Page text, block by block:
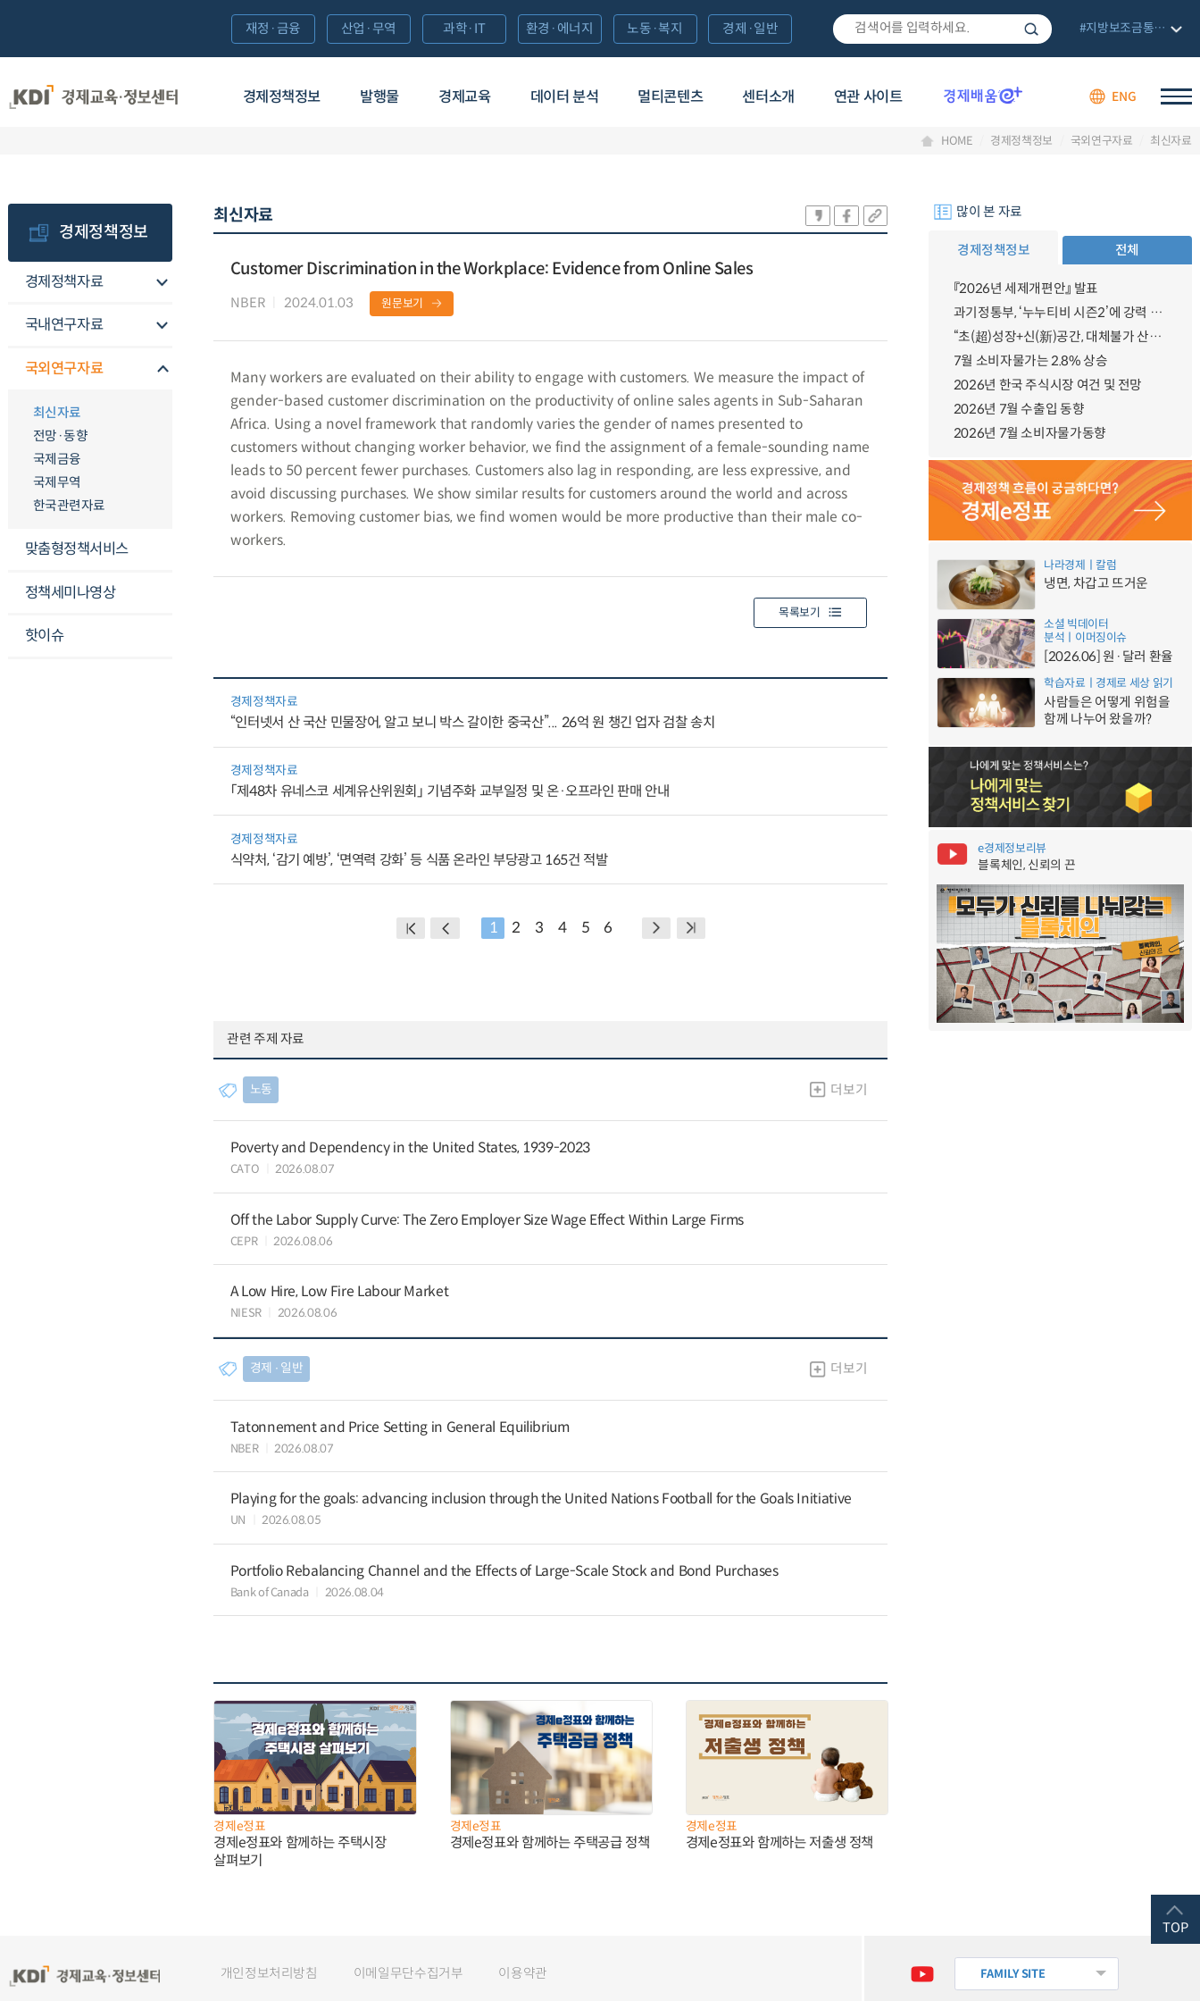
경제정책정보 발행물 경제교육 데이터 분석 멀티콘텐츠 센터소개 연관 사이트 ENG
재정·금융 산업·무역 과학·IT 환경·에너지 노동·복지 경제·일반 #지방보조금통합관리망
HOME 경제정책정보 국외연구자료 최신자료
경제정책정보
경제정책자료
국내연구자료
국외연구자료
최신자료
전망·동향
국제금융
국제무역
한국관련자료
맞춤형정책서비스
정책세미나영상
핫이슈
최신자료
Customer Discrimination in the Workplace: Evidence from Online Sales
NBER 2024.01.03 원문보기
Many workers are evaluated on their ability to engage with customers. We measure the impact of
gender-based customer discrimination on the productivity of online sales agents in Sub-Saharan
Africa. Using a novel framework that randomly varies the gender of names presented to
customers without changing worker behavior, we find the assignment of a female-sounding name
leads to 50 percent fewer purchases. Customers also lag in responding, are less expressive, and
avoid discussing purchases. We show similar results for customers around the world and across
workers. Removing customer bias, we find women would be more productive than their male co-
workers.
목록보기
경제정책자료
“인터넷서 산 국산 민물장어, 알고 보니 박스 갈이한 중국산”... 26억 원 챙긴 업자 검찰 송치
경제정책자료
「제48차 유네스코 세계유산위원회」 기념주화 교부일정 및 온·오프라인 판매 안내
경제정책자료
식약처, ‘감기 예방’, ‘면역력 강화’ 등 식품 온라인 부당광고 165건 적발
1 2 3 4 5 6
관련 주제 자료
노동 더보기
Poverty and Dependency in the United States, 1939-2023
CATO 2026.08.07
Off the Labor Supply Curve: The Zero Employer Size Wage Effect Within Large Firms
CEPR 2026.08.06
A Low Hire, Low Fire Labour Market
NIESR 2026.08.06
경제 ∙ 일반 더보기
Tatonnement and Price Setting in General Equilibrium
NBER 2026.08.07
Playing for the goals: advancing inclusion through the United Nations Football for the Goals Initiative
UN 2026.08.05
Portfolio Rebalancing Channel and the Effects of Large-Scale Stock and Bond Purchases
Bank of Canada 2026.08.04
경제e정표
경제e정표와 함께하는 주택시장
살펴보기
경제e정표
경제e정표와 함께하는 주택공급 정책
경제e정표
경제e정표와 함께하는 저출생 정책
많이 본 자료
경제정책정보 전체
『2026년 세제개편안』 발표
과기정통부, ‘누누티비 시즌2’에 강력 대응 의지 밝혀
“초(超)성장+신(新)공간, 대체불가 산업강국”
7월 소비자물가는 2.8% 상승
2026년 한국 주식시장 여건 및 전망
2026년 7월 수출입 동향
2026년 7월 소비자물가동향
나라경제ㅣ칼럼
냉면, 차갑고 뜨거운
소셜 빅데이터
분석ㅣ이머징이슈
[2026.06] 원·달러 환율
학습자료ㅣ경제로 세상 읽기
사람들은 어떻게 위험을
함께 나누어 왔을까?
e경제정보리뷰
블록체인, 신뢰의 끈
FAMILY SITE
개인정보처리방침 이메일무단수집거부 이용약관
TOP